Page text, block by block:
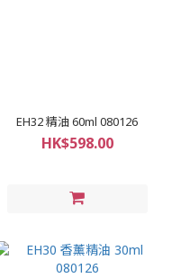
EH32 精油 60ml 080126
HK$598.00